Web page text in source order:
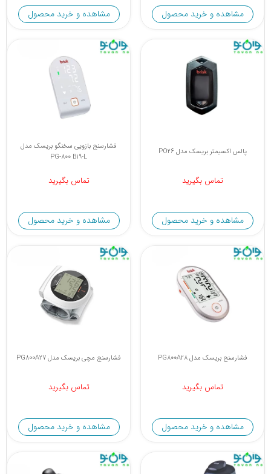
مشاهده و خرید محصول مشاهده و خرید محصول
پالس اکسیمتر بریسک مدل PO26
تماس بگیرید
مشاهده و خرید محصول
فشارسنج بازویی سخنگو بریسک مدل
PG-800 B19-L
تماس بگیرید
مشاهده و خرید محصول
فشارسنج بریسک مدل PG800A28
تماس بگیرید
مشاهده و خرید محصول
فشارسنج مچی بریسک مدل PG800A27
تماس بگیرید
مشاهده و خرید محصول